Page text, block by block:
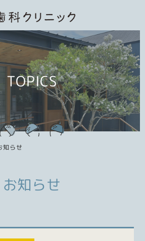
TOPICS
知らせ
お知らせ